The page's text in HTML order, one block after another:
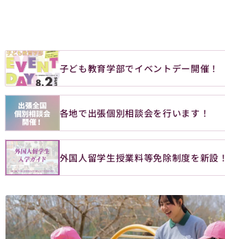
子ども教育学部でイベントデー開催！
各地で出張個別相談会を行います！
外国人留学生授業料等免除制度を新設！